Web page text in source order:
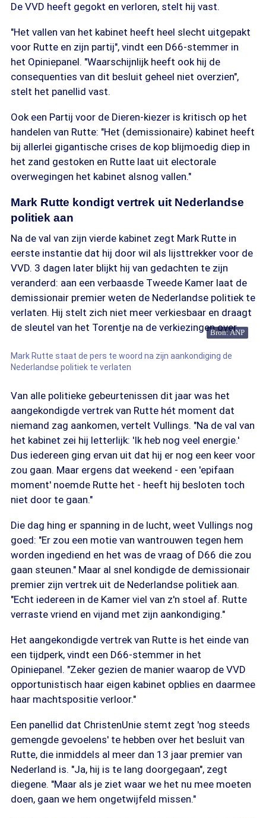
De VVD heeft gegokt en verloren, stelt hij vast.
"Het vallen van het kabinet heeft heel slecht uitgepakt
voor Rutte en zijn partij", vindt een D66-stemmer in
het Opiniepanel. "Waarschijnlijk heeft ook hij de
consequenties van dit besluit geheel niet overzien",
stelt het panellid vast.
Ook een Partij voor de Dieren-kiezer is kritisch op het
handelen van Rutte: "Het (demissionaire) kabinet heeft
bij allerlei gigantische crises de kop blijmoedig diep in
het zand gestoken en Rutte laat uit electorale
overwegingen het kabinet alsnog vallen."
Mark Rutte kondigt vertrek uit Nederlandse
politiek aan
Na de val van zijn vierde kabinet zegt Mark Rutte in
eerste instantie dat hij door wil als lijsttrekker voor de
VVD. 3 dagen later blijkt hij van gedachten te zijn
veranderd: aan een verbaasde Tweede Kamer laat de
demissionair premier weten de Nederlandse politiek te
verlaten. Hij stelt zich niet meer verkiesbaar en draagt
de sleutel van het Torentje na de verkiezingen over.
Bron: ANP
Mark Rutte staat de pers te woord na zijn aankondiging de
Nederlandse politiek te verlaten
Van alle politieke gebeurtenissen dit jaar was het
aangekondigde vertrek van Rutte hét moment dat
niemand zag aankomen, vertelt Vullings. "Na de val van
het kabinet zei hij letterlijk: 'Ik heb nog veel energie.'
Dus iedereen ging ervan uit dat hij er nog een keer voor
zou gaan. Maar ergens dat weekend - een 'epifaan
moment' noemde Rutte het - heeft hij besloten toch
niet door te gaan."
Die dag hing er spanning in de lucht, weet Vullings nog
goed: "Er zou een motie van wantrouwen tegen hem
worden ingediend en het was de vraag of D66 die zou
gaan steunen." Maar al snel kondigde de demissionair
premier zijn vertrek uit de Nederlandse politiek aan.
"Echt iedereen in de Kamer viel van z'n stoel af. Rutte
verraste vriend en vijand met zijn aankondiging."
Het aangekondigde vertrek van Rutte is het einde van
een tijdperk, vindt een D66-stemmer in het
Opiniepanel. "Zeker gezien de manier waarop de VVD
opportunistisch haar eigen kabinet opblies en daarmee
haar machtspositie verloor."
Een panellid dat ChristenUnie stemt zegt 'nog steeds
gemengde gevoelens' te hebben over het besluit van
Rutte, die inmiddels al meer dan 13 jaar premier van
Nederland is. "Ja, hij is te lang doorgegaan", zegt
diegene. "Maar als je ziet waar we het nu mee moeten
doen, gaan we hem ongetwijfeld missen."